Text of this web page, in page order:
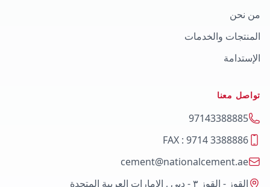
من نحن
المنتجات والخدمات
الإستدامة
تواصل معنا
97143388885
FAX : 9714 3388886
cement@nationalcement.ae
القوز - القوز ٣ - دبي , الإمارات العربية المتحدة